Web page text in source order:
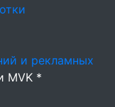
и рекламных
MVK *